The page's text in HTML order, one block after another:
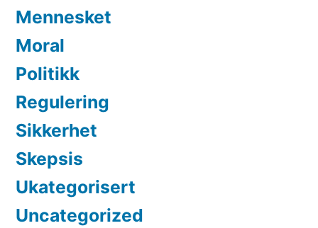
Mennesket
Moral
Politikk
Regulering
Sikkerhet
Skepsis
Ukategorisert
Uncategorized